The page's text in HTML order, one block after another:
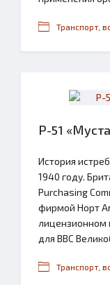
Транспорт,
Р-51
История
1940 году.
Purchasing
фирмой Норт
лицензионном
для ВВС
Транспорт,